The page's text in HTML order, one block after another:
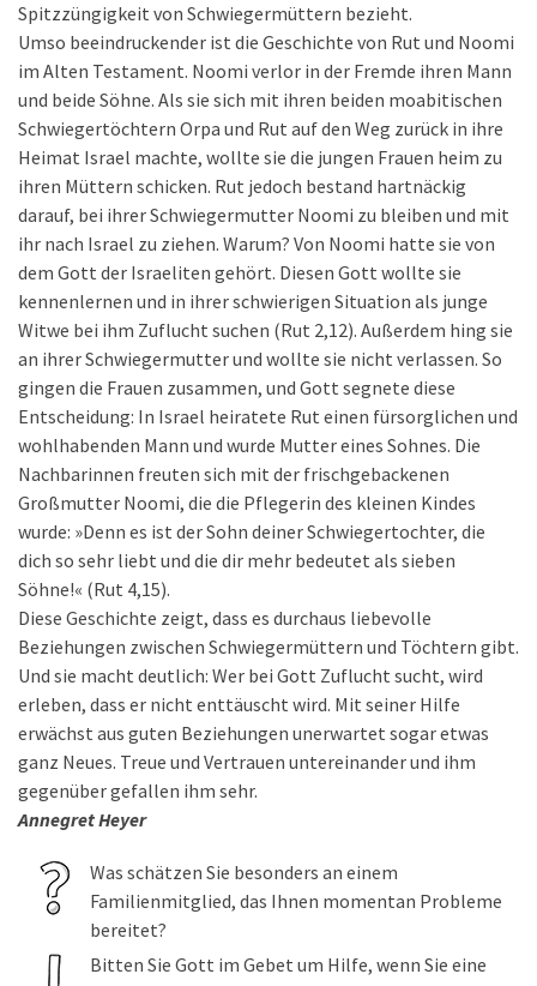
Spitzzüngigkeit von Schwiegermüttern bezieht.
Umso beeindruckender ist die Geschichte von Rut und Noomi
im Alten Testament. Noomi verlor in der Fremde ihren Mann
und beide Söhne. Als sie sich mit ihren beiden moabitischen
Schwiegertöchtern Orpa und Rut auf den Weg zurück in ihre
Heimat Israel machte, wollte sie die jungen Frauen heim zu
ihren Müttern schicken. Rut jedoch bestand hartnäckig
darauf, bei ihrer Schwiegermutter Noomi zu bleiben und mit
ihr nach Israel zu ziehen. Warum? Von Noomi hatte sie von
dem Gott der Israeliten gehört. Diesen Gott wollte sie
kennenlernen und in ihrer schwierigen Situation als junge
Witwe bei ihm Zuflucht suchen (Rut 2,12). Außerdem hing sie
an ihrer Schwiegermutter und wollte sie nicht verlassen. So
gingen die Frauen zusammen, und Gott segnete diese
Entscheidung: In Israel heiratete Rut einen fürsorglichen und
wohlhabenden Mann und wurde Mutter eines Sohnes. Die
Nachbarinnen freuten sich mit der frischgebackenen
Großmutter Noomi, die die Pflegerin des kleinen Kindes
wurde: »Denn es ist der Sohn deiner Schwiegertochter, die
dich so sehr liebt und die dir mehr bedeutet als sieben
Söhne!« (Rut 4,15).
Diese Geschichte zeigt, dass es durchaus liebevolle
Beziehungen zwischen Schwiegermüttern und Töchtern gibt.
Und sie macht deutlich: Wer bei Gott Zuflucht sucht, wird
erleben, dass er nicht enttäuscht wird. Mit seiner Hilfe
erwächst aus guten Beziehungen unerwartet sogar etwas
ganz Neues. Treue und Vertrauen untereinander und ihm
gegenüber gefallen ihm sehr.
Annegret Heyer
Was schätzen Sie besonders an einem
Familienmitglied, das Ihnen momentan Probleme
bereitet?
Bitten Sie Gott im Gebet um Hilfe, wenn Sie eine